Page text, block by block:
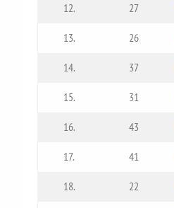
12. 27
13. 26
14. 37
15. 31
16. 43
17. 41
18. 22